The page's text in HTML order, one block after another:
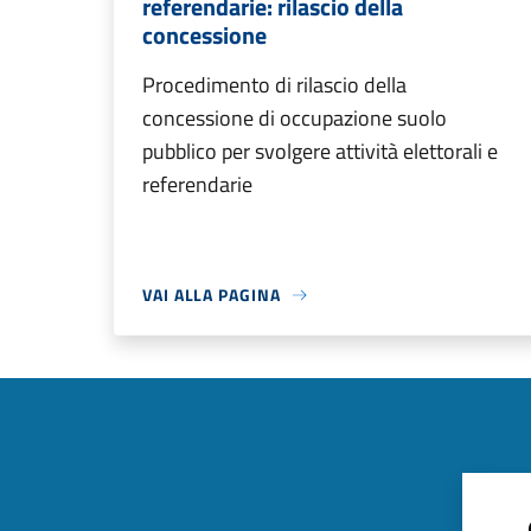
concessione
Procedimento di rilascio della
concessione di occupazione suolo
pubblico per svolgere attività elettorali e
referendarie
VAI ALLA PAGINA